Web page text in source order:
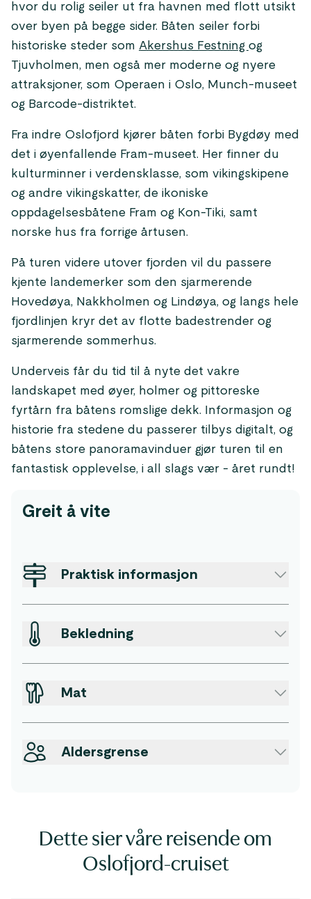
hvor du rolig seiler ut fra havnen med flott utsikt
over byen på begge sider. Båten seiler forbi
historiske steder som Akershus Festning og
Tjuvholmen, men også mer moderne og nyere
attraksjoner, som Operaen i Oslo, Munch-museet
og Barcode-distriktet.
Fra indre Oslofjord kjører båten forbi Bygdøy med
det i øyenfallende Fram-museet. Her finner du
kulturminner i verdensklasse, som vikingskipene
og andre vikingskatter, de ikoniske
oppdagelsesbåtene Fram og Kon-Tiki, samt
norske hus fra forrige årtusen.
På turen videre utover fjorden vil du passere
kjente landemerker som den sjarmerende
Hovedøya, Nakkholmen og Lindøya, og langs hele
fjordlinjen kryr det av flotte badestrender og
sjarmerende sommerhus.
Underveis får du tid til å nyte det vakre
landskapet med øyer, holmer og pittoreske
fyrtårn fra båtens romslige dekk. Informasjon og
historie fra stedene du passerer tilbys digitalt, og
båtens store panoramavinduer gjør turen til en
fantastisk opplevelse, i all slags vær - året rundt!
Greit å vite
Praktisk informasjon
Bekledning
Mat
Aldersgrense
Dette sier våre reisende om
Oslofjord-cruiset